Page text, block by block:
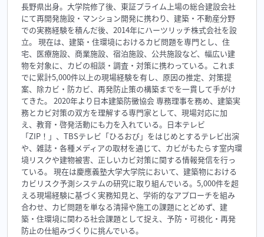
長野県出身。大学院修了後、東証プライム上場の総合建設会社
にて再開発施設・マンション開発に携わり、建築・不動産分野
での実務経験を積んだ後、2014年にハーツリッチ株式会社を設
立。 現在は、建築・住環境におけるカビ問題を専門とし、住
宅、医療施設、商業施設、宿泊施設、公共施設など、幅広い建
物を対象に、カビの相談・調査・対策に携わっている。これま
でに累計5,000件以上の現場経験を有し、原因の推定、対策提
案、除カビ・防カビ、再発防止策の構築までを一貫して手がけ
てきた。 2020年より日本建築防黴協会 専務理事を務め、建築実
務とカビ対策の双方を理解する専門家として、現場対応に加
え、教育・啓発活動にも力を入れている。日本テレビ
「ZIP！」、TBSテレビ「ひるおび」をはじめとするテレビ出演
や、雑誌・各種メディアの取材を通じて、カビがもたらす室内環
境リスクや建物被害、正しいカビ対策に関する情報発信を行っ
ている。 現在は慶應義塾大学大学院において、建築物における
カビリスク予測システムの研究に取り組んでいる。5,000件を超
える現場経験に基づく実務知見と、学術的なアプローチを組み
合わせ、カビ問題を単なる清掃や施工の課題にとどめず、建
築・住環境に関わる社会課題として捉え、予防・可視化・再発
防止の仕組みづくりに挑んでいる。